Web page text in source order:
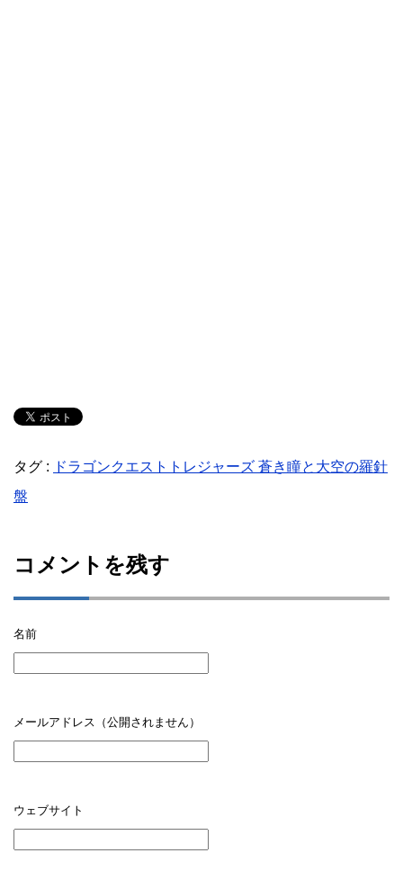
タグ : ドラゴンクエストトレジャーズ 蒼き瞳と大空の羅針
盤
コメントを残す
名前
メールアドレス（公開されません）
ウェブサイト